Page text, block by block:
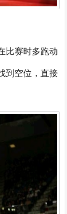
比赛时多跑动
到空位，直接